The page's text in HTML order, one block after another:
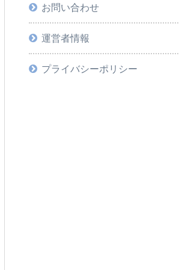
お問い合わせ
運営者情報
プライバシーポリシー